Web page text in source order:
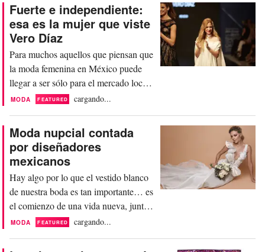
¿Como lo sabemos? Todo comenzó
con la inauguración de la semana de la
moda en México en el mes de Abril,
cuando en el desfile...
Fuerte e independiente:
esa es la mujer que viste
Vero Díaz
Para muchos aquellos que piensan que
la moda femenina en México puede
llegar a ser sólo para el mercado local,
está muy equivocado. La diseñadora
e independiente, aquella que rompe
barreras, que tiene un estilo propio,
original y definido, aquella que no
tiene limites y...
MODA FEATURED cargando...
Moda nupcial contada
por diseñadores
mexicanos
Hay algo por lo que el vestido blanco
de nuestra boda es tan importante… es
el comienzo de una vida nueva, junto a
la persona que escogiste para pasar el
MODA FEATURED cargando...